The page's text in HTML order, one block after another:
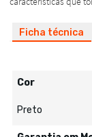
Ficha técnica
Cor
Preto